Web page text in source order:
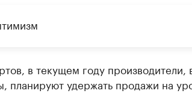
в текущем году производители,
планируют удержать продажи на